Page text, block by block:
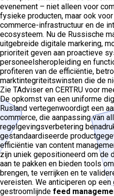
evenement – niet alleen voor
fysieke producten, maar ook
commerce-infrastructuur en de
ecosysteem. Nu de Russische
uitgebreide digitale markering,
prioriteit geven aan proactieve
personeelsheropleiding en
profiteren van de efficiëntie,
marktintegriteitswinsten die de
Zie TAdviser en CERTRU voor
De opkomst van een uniforme
Rusland vertegenwoordigt een
commerce, die aanpassing van
regelgevingsverbetering
gestandaardiseerde
efficiëntie van content
zijn uniek gepositioneerd om de
aan te pakken en bieden tools
brengen, te verrijken en te
vereisten. We anticiperen op
gestroomlijnde feed